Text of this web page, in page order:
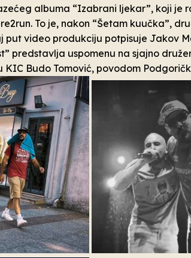
albuma “Izabrani ljekar”, koji je
To je, nakon “Šetam kuučka”,
put video produkciju potpisuje Jakov
predstavlja uspomenu na sjajno
KIC Budo Tomović, povodom